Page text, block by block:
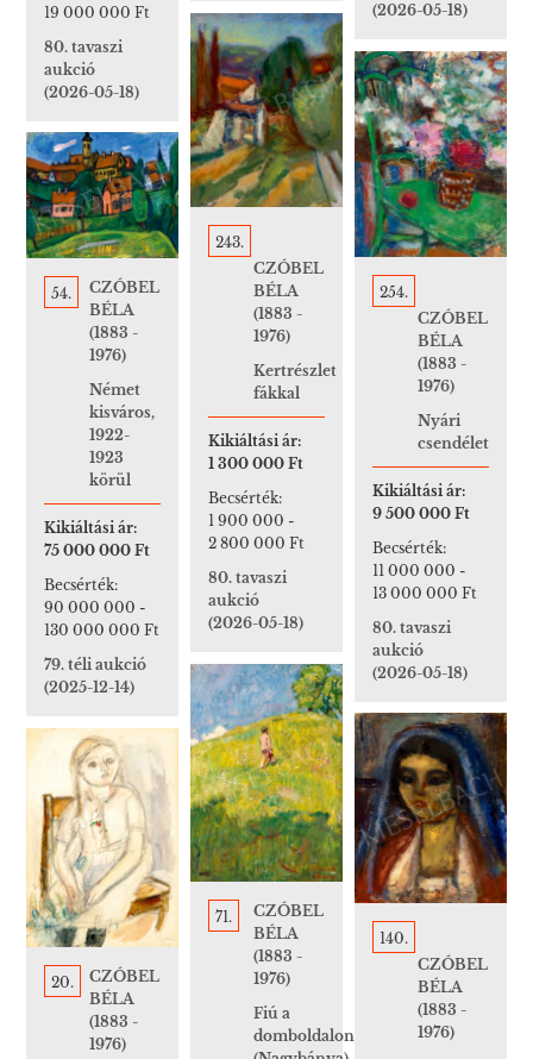
19 000 000 Ft
80. tavaszi
aukció
(2026-05-18)
(2026-05-18)
243.
CZÓBEL
BÉLA
(1883 -
1976)
Kertrészlet
fákkal
Kikiáltási ár:
1 300 000 Ft
Becsérték:
1 900 000 -
2 800 000 Ft
80. tavaszi
aukció
(2026-05-18)
254.
CZÓBEL
BÉLA
(1883 -
1976)
Nyári
csendélet
Kikiáltási ár:
9 500 000 Ft
Becsérték:
11 000 000 -
13 000 000 Ft
80. tavaszi
aukció
(2026-05-18)
54.
CZÓBEL
BÉLA
(1883 -
1976)
Német
kisváros,
1922-
1923
körül
Kikiáltási ár:
75 000 000 Ft
Becsérték:
90 000 000 -
130 000 000 Ft
79. téli aukció
(2025-12-14)
71.
CZÓBEL
BÉLA
(1883 -
1976)
Fiú a
domboldalon
140.
CZÓBEL
BÉLA
(1883 -
1976)
20.
CZÓBEL
BÉLA
(1883 -
1976)